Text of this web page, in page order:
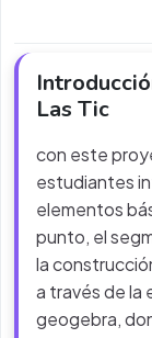
Las Tic
con este
estudiantes
elementos
punto, el
la
a través de la
geogebra,